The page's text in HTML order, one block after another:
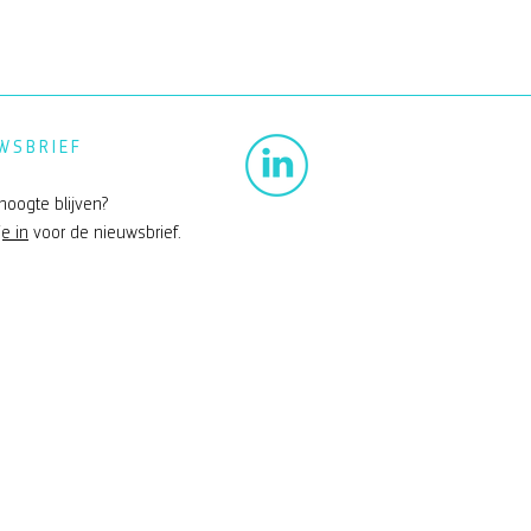
blijven?
in voor de nieuwsbrief.